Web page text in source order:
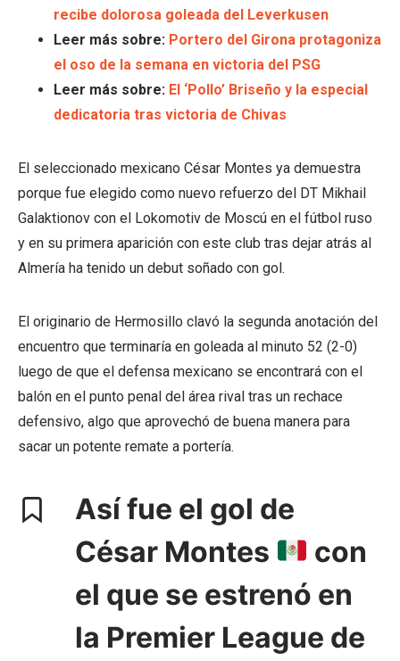
recibe dolorosa goleada del Leverkusen
Leer más sobre: Portero del Girona protagoniza
el oso de la semana en victoria del PSG
Leer más sobre: El ‘Pollo’ Briseño y la especial
dedicatoria tras victoria de Chivas
El seleccionado mexicano César Montes ya demuestra
porque fue elegido como nuevo refuerzo del DT Mikhail
Galaktionov con el Lokomotiv de Moscú en el fútbol ruso
y en su primera aparición con este club tras dejar atrás al
Almería ha tenido un debut soñado con gol.
El originario de Hermosillo clavó la segunda anotación del
encuentro que terminaría en goleada al minuto 52 (2-0)
luego de que el defensa mexicano se encontrará con el
balón en el punto penal del área rival tras un rechace
defensivo, algo que aprovechó de buena manera para
sacar un potente remate a portería.
Así fue el gol de
César Montes
con
el que se estrenó en
la Premier League de